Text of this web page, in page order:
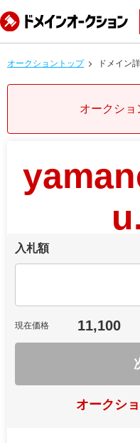
オークショントップ ドメイン
オークショ
入札額
現在価格 11,100
オークシ